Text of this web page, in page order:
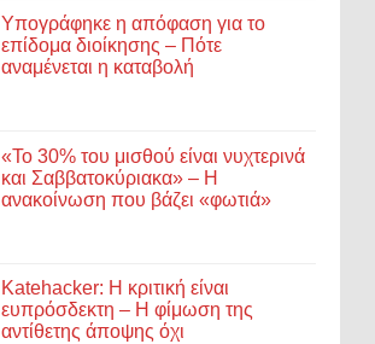
Υπογράφηκε η απόφαση για το
επίδομα διοίκησης – Πότε
αναμένεται η καταβολή
«Το 30% του μισθού είναι νυχτερινά
και Σαββατοκύριακα» – Η
ανακοίνωση που βάζει «φωτιά»
Katehacker: Η κριτική είναι
ευπρόσδεκτη – Η φίμωση της
αντίθετης άποψης όχι